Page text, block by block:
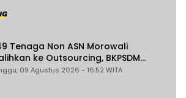
Tenaga Non ASN Morowali
ke Outsourcing, BKPSDM
Gaji Tak Berubah dan Dapat
09 Agustus 2026 - 16:52 WITA